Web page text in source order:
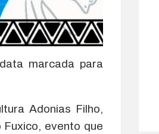
marcada para
Adonias Filho,
evento que